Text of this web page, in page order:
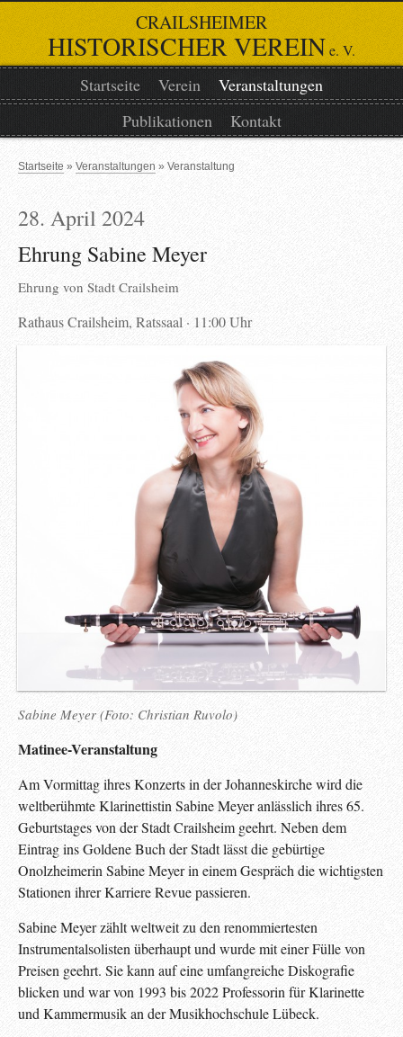
CRAILSHEIMER
HISTORISCHER VEREINe. V.
Startseite Verein
Veranstaltungen
Publikationen
Kontakt
Startseite Veranstaltungen Veranstaltung
28. April 2024
Ehrung Sabine Meyer
Ehrung von Stadt Crailsheim
Rathaus Crailsheim, Ratssaal 11:00 Uhr
Sabine Meyer (Foto: Christian Ruvolo)
Matinee-Veranstaltung
Am Vormittag ihres Konzerts in der Johanneskirche wird die
weltberühmte Klarinettistin Sabine Meyer anlässlich ihres 65.
Geburtstages von der Stadt Crailsheim geehrt. Neben dem
Eintrag ins Goldene Buch der Stadt lässt die gebürtige
Onolzheimerin Sabine Meyer in einem Gespräch die wichtigsten
Stationen ihrer Karriere Revue passieren.
Sabine Meyer zählt weltweit zu den renommiertesten
Instrumentalsolisten überhaupt und wurde mit einer Fülle von
Preisen geehrt. Sie kann auf eine umfangreiche Diskografie
blicken und war von 1993 bis 2022 Professorin für Klarinette
und Kammermusik an der Musikhochschule Lübeck.